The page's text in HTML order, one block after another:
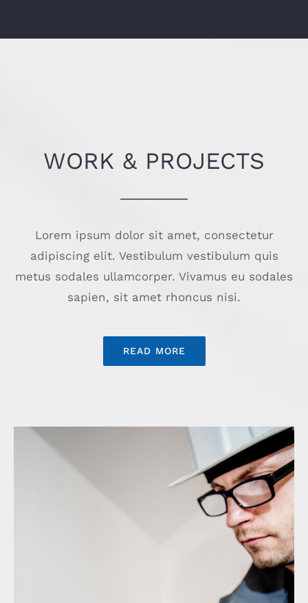
WORK & PROJECTS
Lorem ipsum dolor sit amet, consectetur
adipiscing elit. Vestibulum vestibulum quis
metus sodales ullamcorper. Vivamus eu sodales
sapien, sit amet rhoncus nisi.
READ MORE